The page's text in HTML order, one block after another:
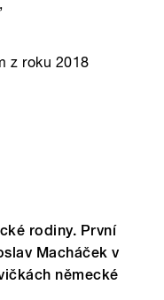
,
z roku 2018
rodiny. První
Macháček v
německé